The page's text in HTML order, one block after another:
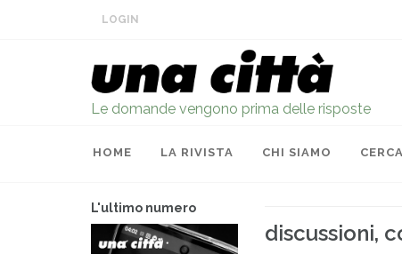
LOGIN
Le domande vengono prima delle risposte
HOME LA RIVISTA CHI SIAMO CERCA
L'ultimo numero
discussioni,